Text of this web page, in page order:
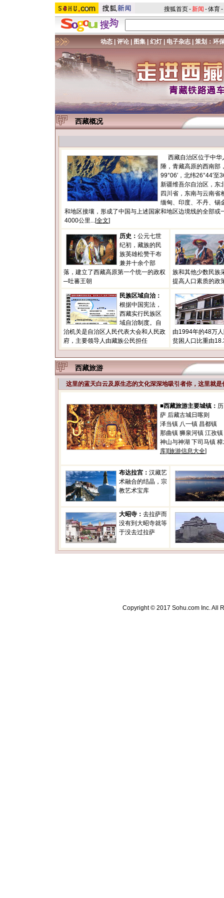
搜狐首页-新闻 -体育-
西藏概况
西藏自治区位于中华
陲，青藏高原的西南部
99°06′，北纬26°44′至
新疆维吾尔自治区，东
四川省，东南与云南省
缅甸、印度、不丹、锡
和地区接壤，形成了中国与上述国家和地区边境线的全部或
4000公里...[全文]
历史： 公元七世
纪初，藏族的民
族英雄松赞干布
兼并十余个部
落，建立了西藏高原第一个统一的政权
─吐蕃王朝
族和其他少数民族
提高人口素质的政
民族区域自治：
根据中国宪法，
西藏实行民族区
域自治制度。自
治机关是自治区人民代表大会和人民政
府，主要领导人由藏族公民担任
由1994年的48万
贫困人口比重由
西藏旅游
这里的蓝天白云及原生态的文化深深地吸引者你，这里就是
■西藏旅游主要城镇：
萨 后藏古城日喀则
泽当镇 八一镇 昌都镇
那曲镇 狮泉河镇 江孜镇
神山与神湖 下司马镇 樟
库][旅游信息大全]
布达拉宫： 汉藏艺
术融合的结晶，宗
教艺术宝库
大昭寺： 去拉萨而
没有到大昭寺就等
于没去过拉萨
Copyright © 2017 Sohu.com Inc. All